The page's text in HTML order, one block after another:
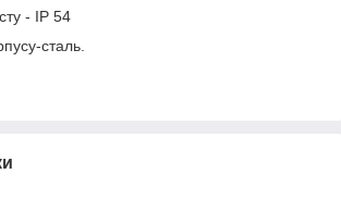
- IP 54
сталь.